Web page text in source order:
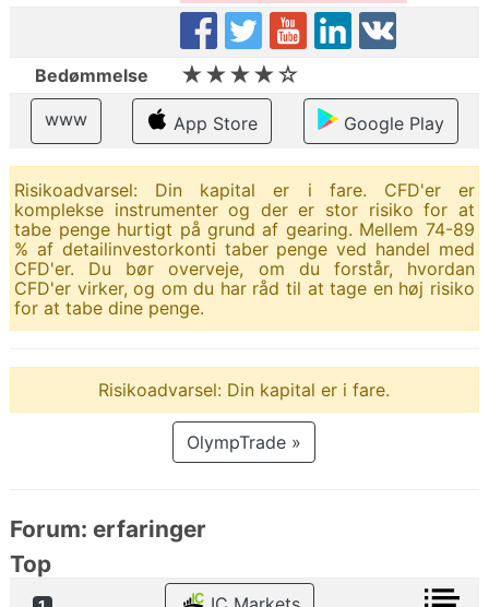
Bedømmelse ★★★★☆
www App Store Google Play
Risikoadvarsel: Din kapital er i fare. CFD'er er
komplekse instrumenter og der er stor risiko for at
tabe penge hurtigt på grund af gearing. Mellem 74-89
% af detailinvestorkonti taber penge ved handel med
CFD'er. Du bør overveje, om du forstår, hvordan
CFD'er virker, og om du har råd til at tage en høj risiko
for at tabe dine penge.
Risikoadvarsel: Din kapital er i fare.
OlympTrade »
Forum: erfaringer
Top